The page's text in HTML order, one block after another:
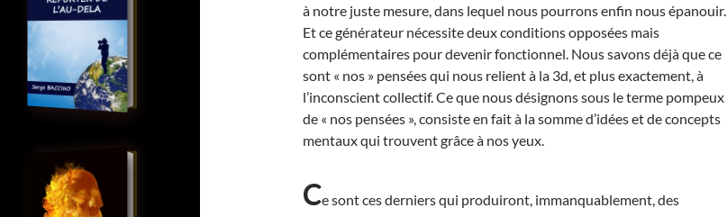
à notre juste mesure, dans lequel nous pourrons enfin nous épanouir.
Et ce générateur nécessite deux conditions opposées mais
complémentaires pour devenir fonctionnel. Nous savons déjà que ce
sont « nos » pensées qui nous relient à la 3d, et plus exactement, à
l’inconscient collectif. Ce que nous désignons sous le terme pompeux
de « nos pensées », consiste en fait à la somme d’idées et de concepts
mentaux qui trouvent grâce à nos yeux.
Ce sont ces derniers qui produiront, immanquablement, des